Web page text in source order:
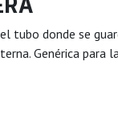
tubo donde se
Genérica para